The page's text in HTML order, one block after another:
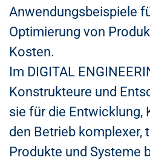
Anwendungsbeispiele
Optimierung von
Kosten.
Im DIGITAL
Konstrukteure und
sie für die Entwicklung,
den Betrieb komplexer,
Produkte und Systeme